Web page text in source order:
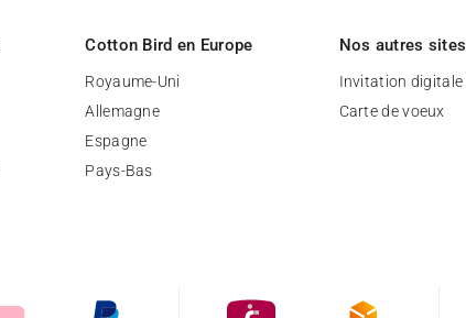
Cotton Bird en Europe
Royaume-Uni
Allemagne
Espagne
Pays-Bas
Nos autres sites
Invitation digitale
Carte de voeux